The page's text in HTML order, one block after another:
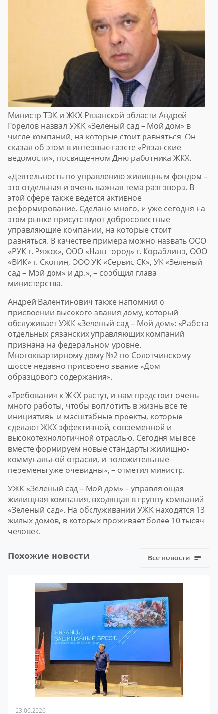
Министр ТЭК и ЖКХ Рязанской области Андрей
Горелов назвал УЖК «Зеленый сад – Мой дом» в
числе компаний, на которые стоит равняться. Он
сказал об этом в интервью газете «Рязанские
ведомости», посвященном Дню работника ЖКХ.
«Деятельность по управлению жилищным фондом –
это отдельная и очень важная тема разговора. В
этой сфере также ведется активное
реформирование. Сделано много, и уже сегодня на
этом рынке присутствуют добросовестные
управляющие компании, на которые стоит
равняться. В качестве примера можно назвать ООО
«РУК г. Ряжск», ООО «Наш город» г. Кораблино, ООО
«ВИК» г. Скопин, ООО УК «Сервис СК», УК «Зеленый
сад – Мой дом» и др.», – сообщил глава
министерства.
Андрей Валентинович также напомнил о
присвоении высокого звания дому, который
обслуживает УЖК «Зеленый сад – Мой дом»: «Работа
отдельных рязанских управляющих компаний
признана на федеральном уровне.
Многоквартирному дому №2 по Солотчинскому
шоссе недавно присвоено звание «Дом
образцового содержания».
«Требования к ЖКХ растут, и нам предстоит очень
много работы, чтобы воплотить в жизнь все те
инициативы и масштабные проекты, которые
сделают ЖКХ эффективной, современной и
высокотехнологичной отраслью. Сегодня мы все
вместе формируем новые стандарты жилищно-
коммунальной отрасли, и положительные
перемены уже очевидны», – отметил министр.
УЖК «Зеленый сад – Мой дом» – управляющая
жилищная компания, входящая в группу компаний
«Зеленый сад». На обслуживании УЖК находятся 13
жилых домов, в которых проживает более 10 тысяч
человек.
Похожие новости Все новости
23.06.2026